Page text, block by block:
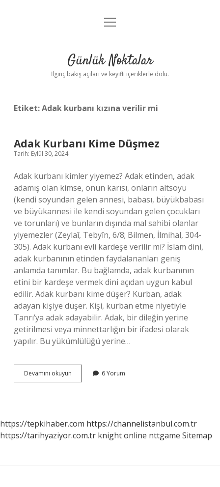
Anasayfa
Yasal Uyarı
menüyü
Günlük Noktalar
İlginç bakış açıları ve keyifli içeriklerle dolu.
Etiket:Adak kurbanı kızına verilir mi
Adak Kurbanı Kime Düşmez
Tarih: Eylül 30, 2024
Adak kurbanı kimler yiyemez? Adak etinden, adak
adamış olan kimse, onun karısı, onların altsoyu
(kendi soyundan gelen annesi, babası, büyükbabası
ve büyükannesi ile kendi soyundan gelen çocukları
ve torunları) ve bunların dışında mal sahibi olanlar
yiyemezler (Zeylaî, Tebyîn, 6/8; Bilmen, İlmihal, 304-
305). Adak kurbanı evli kardeşe verilir mi? İslam dini,
adak kurbanının etinden faydalananları geniş
anlamda tanımlar. Bu bağlamda, adak kurbanının
etini bir kardeşe vermek dini açıdan uygun kabul
edilir. Adak kurbanı kime düşer? Kurban, adak
adayan kişiye düşer. Kişi, kurban etme niyetiyle
Tanrı’ya adak adayabilir. Adak, bir dileğin yerine
getirilmesi veya minnettarlığın bir ifadesi olarak
yapılır. Bu yükümlülüğü yerine…
Devamını okuyun
Kurbanı
6 Yorum
https://tepkihaber.com https://channelistanbul.com.tr
https://tarihyaziyor.com.tr knight online nttgame Sitemap